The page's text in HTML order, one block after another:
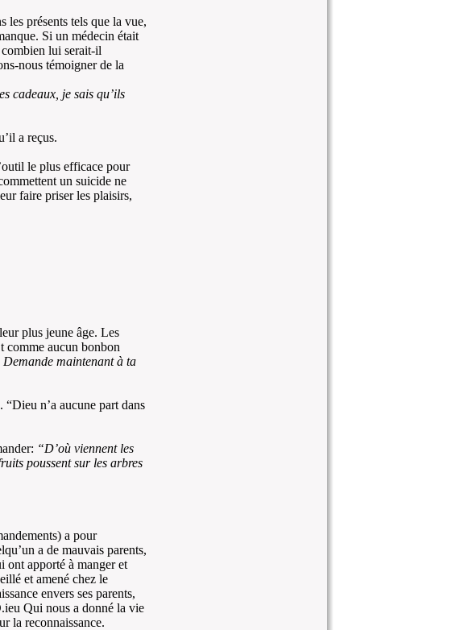
les présents tels que la vue,
Si un médecin était
lui serait-il
nous témoigner de la
cadeaux, je sais qu’ils
a reçus.
le plus efficace pour
un suicide ne
faire priser les plaisirs,
plus jeune âge. Les
comme aucun bonbon
maintenant à ta
n’a aucune part dans
“D’où viennent les
poussent sur les arbres
a pour
a de mauvais parents,
ont apporté à manger et
et amené chez le
envers ses parents,
Qui nous a donné la vie
la reconnaissance.